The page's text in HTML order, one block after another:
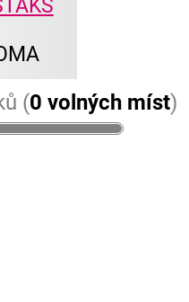
(0 volných míst)